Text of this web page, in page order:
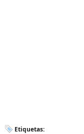
Etiquetas: